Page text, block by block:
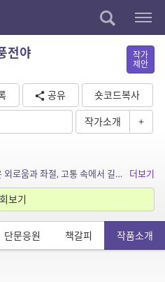
전야 작가
제안
공유
숏코드복사
작가소개 +
소개: 원라이너 대학 새내기가 겪은 외로움과 좌절, 고통 속에서 길어 올린 한 줄기 희망 시놉시스 연이는 대학교에 입학해서 이런저런 동기들과의 갈등 속에 고통스러워한다. 로맨스 소설...
더보기
보기
단문응원 책갈피 작품소개